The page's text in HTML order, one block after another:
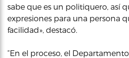
sabe que es un politiquero, así
expresiones para una persona
facilidad», destacó.
“En el proceso, el